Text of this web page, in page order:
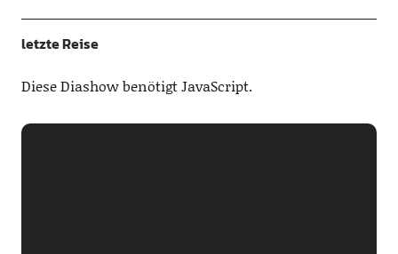
letzte Reise
Diese Diashow benötigt JavaScript.